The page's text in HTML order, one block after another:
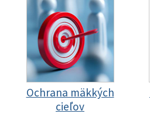
Ochrana mäkkých
cieľov